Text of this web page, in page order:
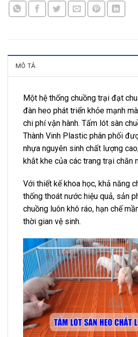
MÔ TẢ
Một hệ thống chuồng trại đạt
đàn heo phát triển khỏe mạnh
chi phí vận hành. Tấm lót sàn
Thành Vinh Plastic phân phối
nhựa nguyên sinh chất lượng
khắt khe của các trang trại chăn
Với thiết kế khoa học, khả năng
thống thoát nước hiệu quả, sản
chuồng luôn khô ráo, hạn chế
thời gian vệ sinh.